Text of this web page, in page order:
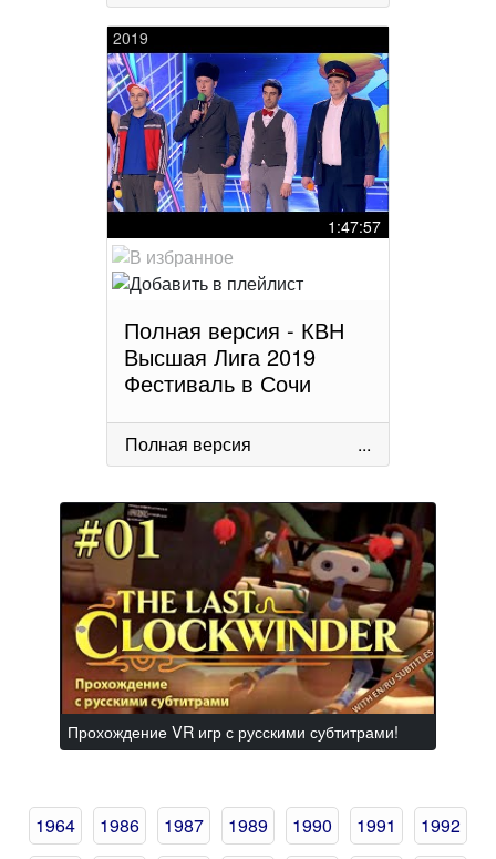
2019
1:47:57
Полная версия - КВН
Высшая Лига 2019
Фестиваль в Сочи
Полная версия ...
Прохождение VR игр с русскими субтитрами!
1964 1986 1987 1989 1990 1991
1992